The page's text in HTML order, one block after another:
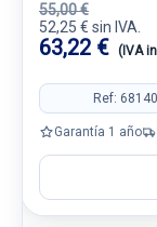
55,00 €
52,25 € sin IVA.
63,22 € (IVA
Ref:
Garantía 1 año